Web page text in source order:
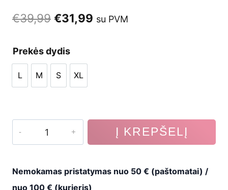
€39,99 Original
was:
€39,99.
€31,99 Current
su PVM
Prekės dydis
L
L
M
M
S
S
XL
XL
produkto
kiekis:
šalmas
Į KREPŠELĮ
Nemokamas pristatymas nuo 50 € (paštomatai) /
nuo 100 € (kurjeris)